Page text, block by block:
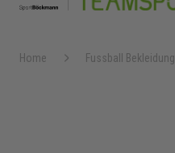
Home Fussball Bekleidung